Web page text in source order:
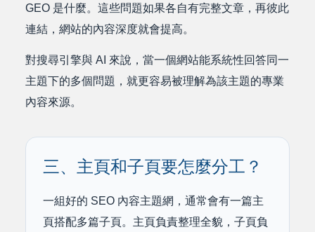
GEO 是什麼。這些問題如果各自有完整文章，再彼此
連結，網站的內容深度就會提高。
對搜尋引擎與 AI 來說，當一個網站能系統性回答同一
主題下的多個問題，就更容易被理解為該主題的專業
內容來源。
三、主頁和子頁要怎麼分工？
一組好的 SEO 內容主題網，通常會有一篇主
頁搭配多篇子頁。主頁負責整理全貌，子頁負